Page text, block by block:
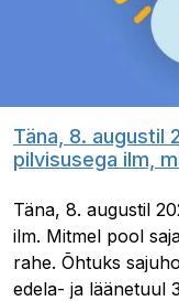
Täna, 8. augustil
pilvisusega ilm,
Täna, 8. augustil
ilm. Mitmel pool
rahe. Õhtuks
edela- ja läänetuul